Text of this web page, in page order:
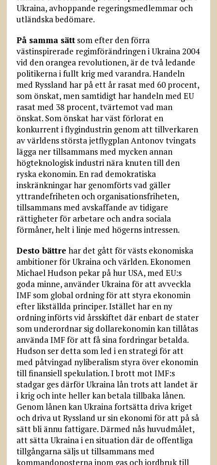
Ukraina, avhoppande regeringsmedlemmar och
utländska bedömare.
På samma sättsom efter den förra
västinspirerade regimförändringen i Ukraina 2004
vid den orangea revolutionen, är de två ledande
politikerna i fullt krig med varandra. Handeln
med Ryssland har på ett år rasat med 60 procent,
som önskat, men samtidigt har handeln med EU
rasat med 38 procent, tvärtemot vad man
önskat. Som önskat har väst förlorat en
konkurrent i flygindustrin genom att tillverkaren
av världens största jetflygplan Antonov tvingats
lägga ner tillsammans med mycken annan
högteknologisk industri nära knuten till den
ryska ekonomin. En rad demokratiska
inskränkningar har genomförts vad gäller
yttrandefriheten och organisationsfriheten,
tillsammans med avskaffande av tidigare
rättigheter för arbetare och andra sociala
förmåner, helt i linje med högerns intressen.
Desto bättre har det gått för västs ekonomiska
ambitioner för Ukraina och världen. Ekonomen
Michael Hudson pekar på hur USA, med EU:s
goda minne, använder Ukraina för att avveckla
IMF som global ordning för att styra ekonomin
efter likställda principer. Istället har en ny
ordning införts vid årsskiftet där enbart de stater
som underordnar sig dollarekonomin kan tillåtas
använda IMF för att få sina fordringar betalda.
Hudson ser detta som led i en strategi för att
med påtvingad nyliberalism styra över ekonomin
till finansiell spekulation. I brott mot IMF:s
stadgar ges därför Ukraina lån trots att landet är
i krig och inte heller kan betala tillbaka lånen.
Genom lånen kan Ukraina fortsätta driva kriget
och driva ut Ryssland ur sin ekonomi för att på så
sätt bli ännu fattigare. Därmed nås huvudmålet,
att sätta Ukraina i en situation där de offentliga
tillgångarna säljs ut tillsammans med
kommandoposterna inom gas och jordbruk till